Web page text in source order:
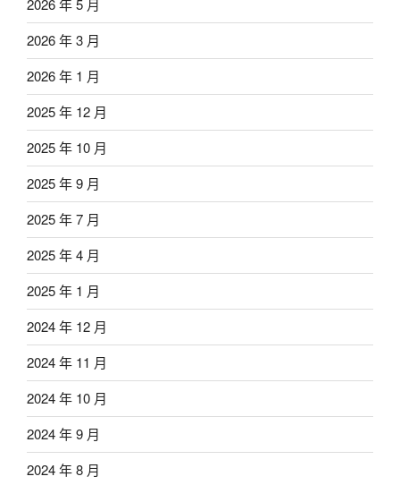
2026 年 5 月
2026 年 3 月
2026 年 1 月
2025 年 12 月
2025 年 10 月
2025 年 9 月
2025 年 7 月
2025 年 4 月
2025 年 1 月
2024 年 12 月
2024 年 11 月
2024 年 10 月
2024 年 9 月
2024 年 8 月